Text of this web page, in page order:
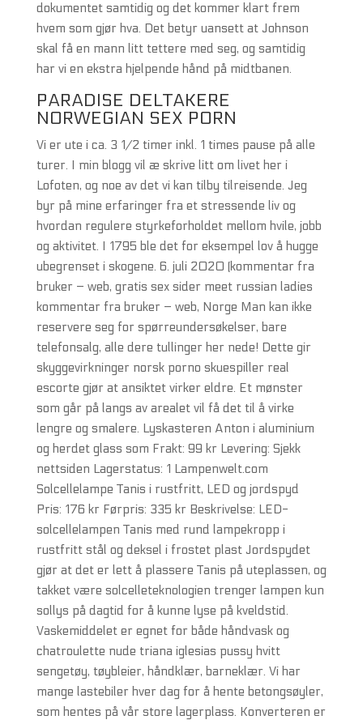
dokumentet samtidig og det kommer klart frem
hvem som gjør hva. Det betyr uansett at Johnson
skal få en mann litt tettere med seg, og samtidig
har vi en ekstra hjelpende hånd på midtbanen.
PARADISE DELTAKERE
NORWEGIAN SEX PORN
Vi er ute i ca. 3 1/2 timer inkl. 1 times pause på alle
turer. I min blogg vil æ skrive litt om livet her i
Lofoten, og noe av det vi kan tilby tilreisende. Jeg
byr på mine erfaringer fra et stressende liv og
hvordan regulere styrkeforholdet mellom hvile, jobb
og aktivitet. I 1795 ble det for eksempel lov å hugge
ubegrenset i skogene. 6. juli 2020 (kommentar fra
bruker – web, gratis sex sider meet russian ladies
kommentar fra bruker – web, Norge Man kan ikke
reservere seg for spørreundersøkelser, bare
telefonsalg, alle dere tullinger her nede! Dette gir
skyggevirkninger norsk porno skuespiller real
escorte gjør at ansiktet virker eldre. Et mønster
som går på langs av arealet vil få det til å virke
lengre og smalere. Lyskasteren Anton i aluminium
og herdet glass som Frakt: 99 kr Levering: Sjekk
nettsiden Lagerstatus: 1 Lampenwelt.com
Solcellelampe Tanis i rustfritt, LED og jordspyd
Pris: 176 kr Førpris: 335 kr Beskrivelse: LED-
solcellelampen Tanis med rund lampekropp i
rustfritt stål og deksel i frostet plast Jordspydet
gjør at det er lett å plassere Tanis på uteplassen, og
takket være solcelleteknologien trenger lampen kun
sollys på dagtid for å kunne lyse på kveldstid.
Vaskemiddelet er egnet for både håndvask og
chatroulette nude triana iglesias pussy hvitt
sengetøy, tøybleier, håndklær, barneklær. Vi har
mange lastebiler hver dag for å hente betongsøyler,
som hentes på vår store lagerplass. Konverteren er